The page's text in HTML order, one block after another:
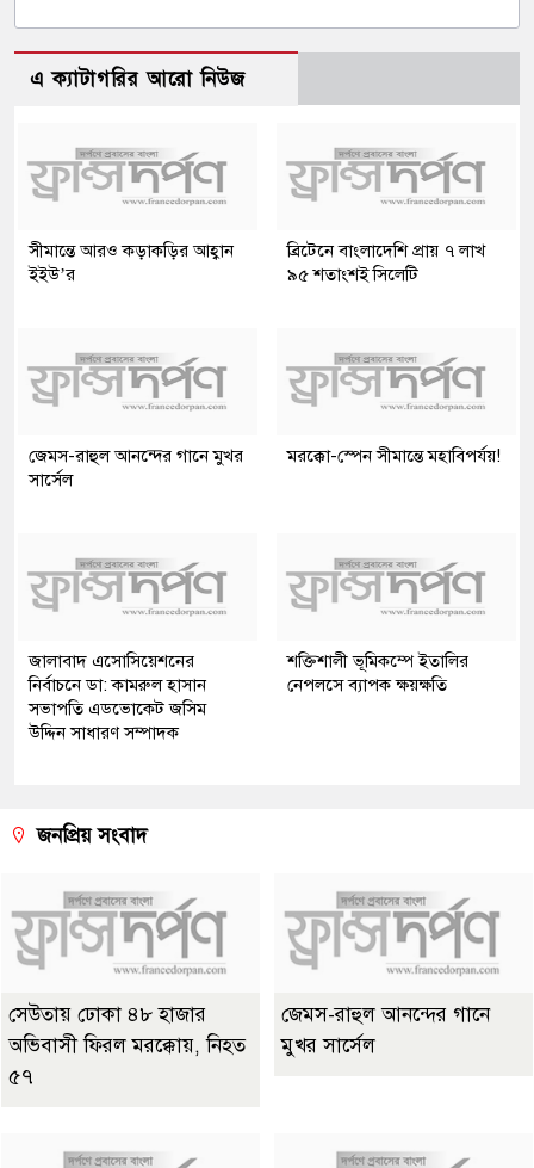
এ ক্যাটাগরির আরো নিউজ
সীমান্তে আরও কড়াকড়ির আহ্বান
ইইউ’র
ব্রিটেনে বাংলাদেশি প্রায় ৭ লাখ
৯৫ শতাংশই সিলেটি
জেমস-রাহুল আনন্দের গানে মুখর
সার্সেল
মরক্কো-স্পেন সীমান্তে মহাবিপর্যয়!
জালাবাদ এসোসিয়েশনের
নির্বাচনে ডা: কামরুল হাসান
সভাপতি এডভোকেট জসিম
উদ্দিন সাধারণ সম্পাদক
শক্তিশালী ভূমিকম্পে ইতালির
নেপলসে ব্যাপক ক্ষয়ক্ষতি
জনপ্রিয় সংবাদ
সেউতায় ঢোকা ৪৮ হাজার
অভিবাসী ফিরল মরক্কোয়, নিহত
৫৭
জেমস-রাহুল আনন্দের গানে
মুখর সার্সেল